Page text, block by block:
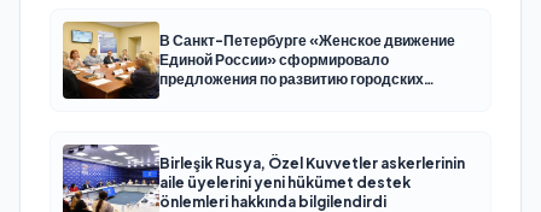
В Санкт-Петербурге «Женское движение
Единой России» сформировало
предложения по развитию городских
Birleşik Rusya, Özel Kuvvetler askerlerinin
aile üyelerini yeni hükümet destek
önlemleri hakkında bilgilendirdi